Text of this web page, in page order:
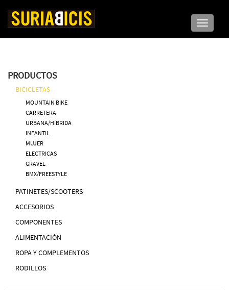
Toggle
PRODUCTOS
BICICLETAS
MOUNTAIN BIKE
CARRETERA
URBANA/HÍBRIDA
INFANTIL
MUJER
ELECTRICAS
GRAVEL
BMX/FREESTYLE
PATINETES/SCOOTERS
ACCESORIOS
COMPONENTES
ALIMENTACIÓN
ROPA Y COMPLEMENTOS
RODILLOS